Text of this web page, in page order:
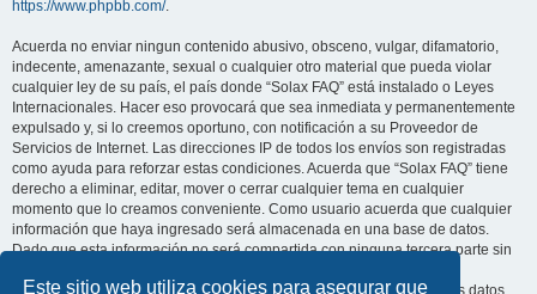
Este sitio web utiliza cookies para asegurar que
https://www.phpbb.com/.
Acuerda no enviar ningun contenido abusivo, obsceno, vulgar, difamatorio,
indecente, amenazante, sexual o cualquier otro material que pueda violar
cualquier ley de su país, el país donde “Solax FAQ” está instalado o Leyes
Internacionales. Hacer eso provocará que sea inmediata y permanentemente
expulsado y, si lo creemos oportuno, con notificación a su Proveedor de
Servicios de Internet. Las direcciones IP de todos los envíos son registradas
como ayuda para reforzar estas condiciones. Acuerda que “Solax FAQ” tiene
derecho a eliminar, editar, mover o cerrar cualquier tema en cualquier
momento que lo creamos conveniente. Como usuario acuerda que cualquier
información que haya ingresado será almacenada en una base de datos.
Dado que esta información no será compartida con ninguna tercera parte sin
responsables por cualquier intento de hacking que conlleve a que los datos